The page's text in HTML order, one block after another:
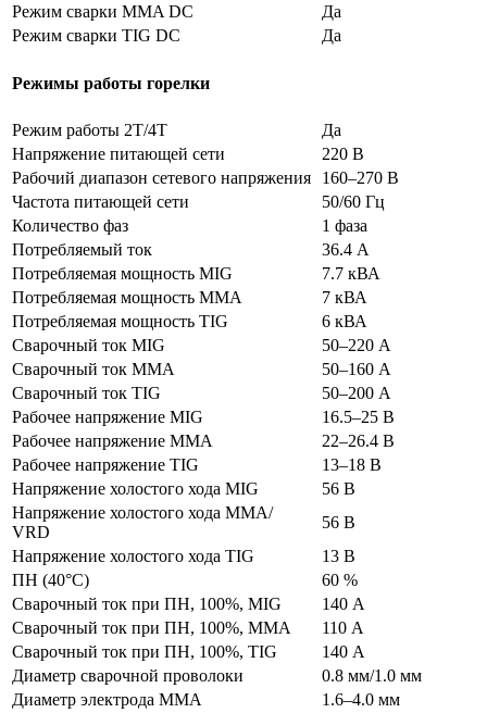
Режим сварки MMA DC
Да
Режим сварки TIG DC
Да
Режимы работы горелки
Режим работы 2Т/4Т
Да
Напряжение питающей сети
220 В
Рабочий диапазон сетевого напряжения
160–270 В
Частота питающей сети
50/60 Гц
Количество фаз
1 фаза
Потребляемый ток
36.4 А
Потребляемая мощность MIG
7.7 кВА
Потребляемая мощность MMA
7 кВА
Потребляемая мощность TIG
6 кВА
Сварочный ток MIG
50–220 А
Сварочный ток MMA
50–160 А
Сварочный ток TIG
50–200 А
Рабочее напряжение MIG
16.5–25 В
Рабочее напряжение MMA
22–26.4 В
Рабочее напряжение TIG
13–18 В
Напряжение холостого хода MIG
56 В
Напряжение холостого хода MMA/
VRD
56 В
Напряжение холостого хода TIG
13 В
ПН (40°C)
60 %
Сварочный ток при ПН, 100%, MIG
140 А
Сварочный ток при ПН, 100%, MMA
110 А
Сварочный ток при ПН, 100%, TIG
140 А
Диаметр сварочной проволоки
0.8 мм/1.0 мм
Диаметр электрода MMA
1.6–4.0 мм